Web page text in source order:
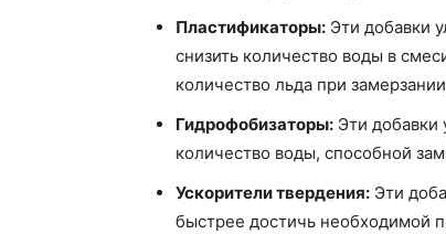
Пластификаторы: Эти добавки
снизить количество воды в
количество льда при
Гидрофобизаторы: Эти
количество воды, способной
Ускорители твердения: Эти
быстрее достичь необходимой